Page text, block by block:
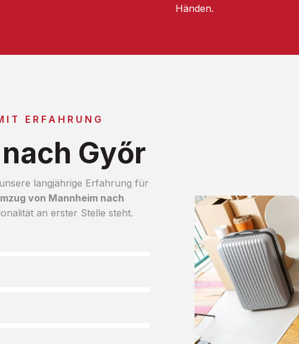
Händen.
ERFAHRUNG
Győr
langjährige Erfahrung für
von Mannheim nach
an erster Stelle steht.